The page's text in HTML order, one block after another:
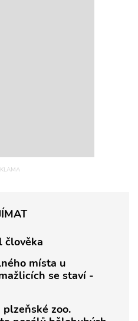
člověka
místa u
se staví -
zoo.